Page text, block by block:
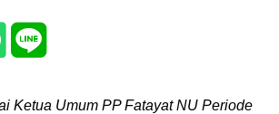
Ketua Umum PP Fatayat NU Periode